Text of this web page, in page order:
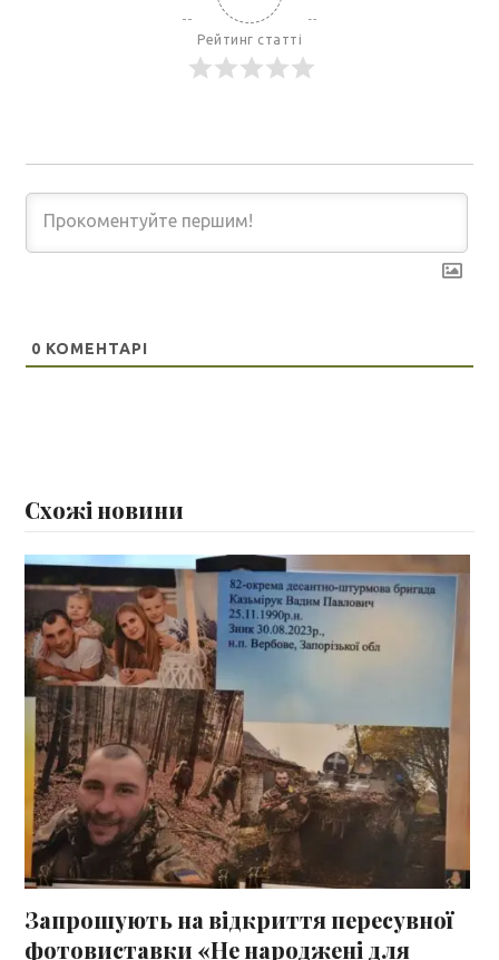
Рейтинг статті
0 КОМЕНТАРІ
Схожі новини
Запрошують на відкриття пересувної
фотовиставки «Не народжені для